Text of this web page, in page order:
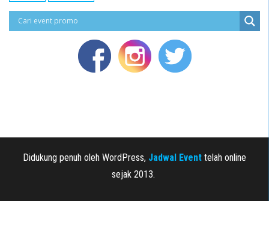
Didukung penuh oleh WordPress, Jadwal Event telah online
sejak 2013.